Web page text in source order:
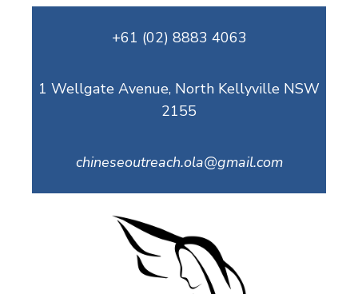
+61 (02) 8883 4063
1 Wellgate Avenue, North Kellyville NSW
2155
chineseoutreach.ola@gmail.com